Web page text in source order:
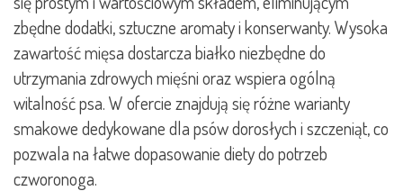
zbędne dodatki, sztuczne aromaty i konserwanty. Wysoka
zawartość mięsa dostarcza białko niezbędne do
utrzymania zdrowych mięśni oraz wspiera ogólną
witalność psa. W ofercie znajdują się różne warianty
smakowe dedykowane dla psów dorosłych i szczeniąt, co
pozwala na łatwe dopasowanie diety do potrzeb
czworonoga.